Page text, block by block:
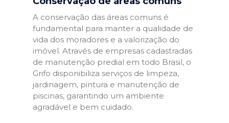
A conservação das áreas comuns é
fundamental para manter a qualidade de
vida dos moradores e a valorização do
imóvel. Através de empresas cadastradas
de manutenção predial em todo Brasil, o
Grifo disponibiliza serviços de limpeza,
jardinagem, pintura e manutenção de
piscinas, garantindo um ambiente
agradável e bem cuidado.